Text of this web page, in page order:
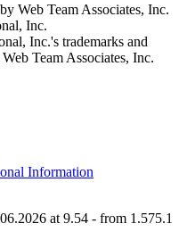
Web Team Associates, Inc.
Inc.
Inc.'s trademarks and
Team Associates, Inc.
Information
at 9.54 - from 1.575.1